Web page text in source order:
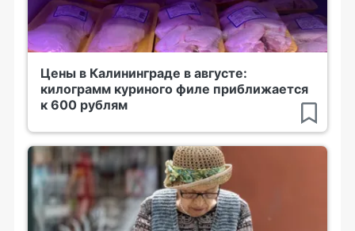
Цены в Калининграде в августе:
килограмм куриного филе приближается
к 600 рублям